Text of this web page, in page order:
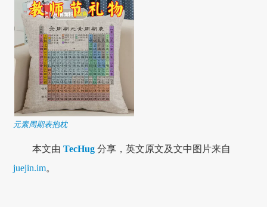
元素周期表抱枕
本文由TecHug 分享，英文原文及文中图片来自
juejin.im。